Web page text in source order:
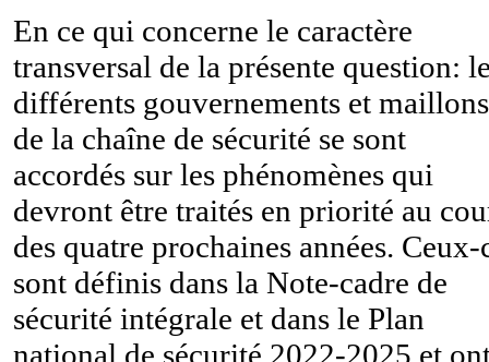
En ce qui concerne le caractère
transversal de la présente question:
différents gouvernements et maillons
de la chaîne de sécurité se sont
accordés sur les phénomènes qui
devront être traités en priorité au
des quatre prochaines années.
sont définis dans la Note-cadre de
sécurité intégrale et dans le Plan
national de sécurité 2022-2025 et